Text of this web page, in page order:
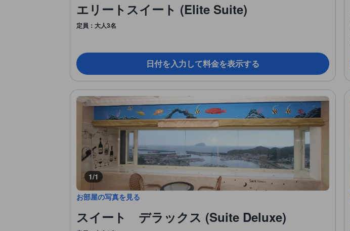
エリートスイート (Elite Suite)
定員：大人3名
日付を入力して料金を表示する
1/1
お部屋の写真を見る
スイート デラックス (Suite Deluxe)